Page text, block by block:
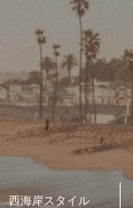
西海岸スタイル